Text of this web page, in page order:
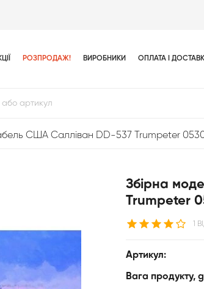
РОЗПРОДАЖ! ВИРОБНИКИ ОПЛАТА І
США Салліван DD-537 Trumpeter
Збірна
Trumpeter
1
Артикул:
Вага продукту,